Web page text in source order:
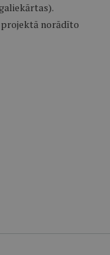
norādīto